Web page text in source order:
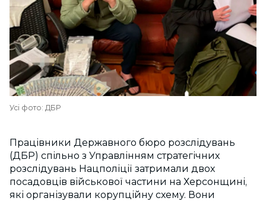
Усі фото: ДБР
Працівники Державного бюро розслідувань
(ДБР) спільно з Управлінням стратегічних
розслідувань Нацполіції затримали двох
посадовців військової частини на Херсонщині,
які організували корупційну схему. Вони